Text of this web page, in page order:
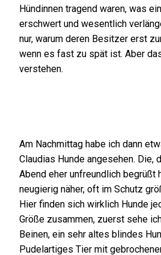
Hündinnen tragend waren, was
erschwert und wesentlich
nur, warum deren Besitzer erst
wenn es fast zu spät ist. Aber
verstehen.
Am Nachmittag habe ich dann
Claudias Hunde angesehen. Die,
Abend eher unfreundlich begrüßt
neugierig näher, oft im Schutz
Hier finden sich wirklich Hunde
Größe zusammen, zuerst sehe
Beinen, ein sehr altes blindes
Pudelartiges Tier mit